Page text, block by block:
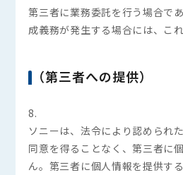
よく検索されるキーワード
#アリさんマークの引越し社
カテゴリーから探す
オフィスレイアウト・内装
第三者に業務委託を行う場合で
成義務が発生する場合には、こ
（第三者への提供）
8.
ソニーは、法令により認められ
同意を得ることなく、第三者に
ん。第三者に個人情報を提供す